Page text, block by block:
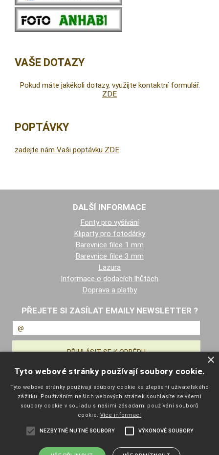
VAŠE DOTAZY
Pokud máte jakékoli dotazy, využijte kontaktní formulář.
ZDE
POPTÁVKY
zadejte nám Vaši poptávku ZDE
DALŠÍ INFORMACE
Fonty pro vyšívání
Kliparty pro fotodárky
Barevnice filce 1 mm
Barevnice filce 3 mm
Lazura
Informace o dodacích lhůtách
Doprava a platby
PŘEJETE SI ZASÍLAT EMAILY NEWSLETTER ?
NAVIGACE
Úvodní strana
Katalog zboží
Obchodní podmínky
×
Tyto webové stránky používají soubory cookie.
Tyto webové stránky používají soubory cookie ke zlepšení uživatelského
zážitku. Používáním našich webových stránek souhlasíte se všemi
soubory cookie v souladu s našimi zásadami používání souborů
cookie. Více informací
NEZBYTNĚ NUTNÉ SOUBORY VÝKONOVÉ SOUBORY